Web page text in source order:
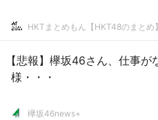
HKTまとめもん【HKT48のまとめ】
【悲報】欅坂46さん、仕事
様・・・
欅坂46news+